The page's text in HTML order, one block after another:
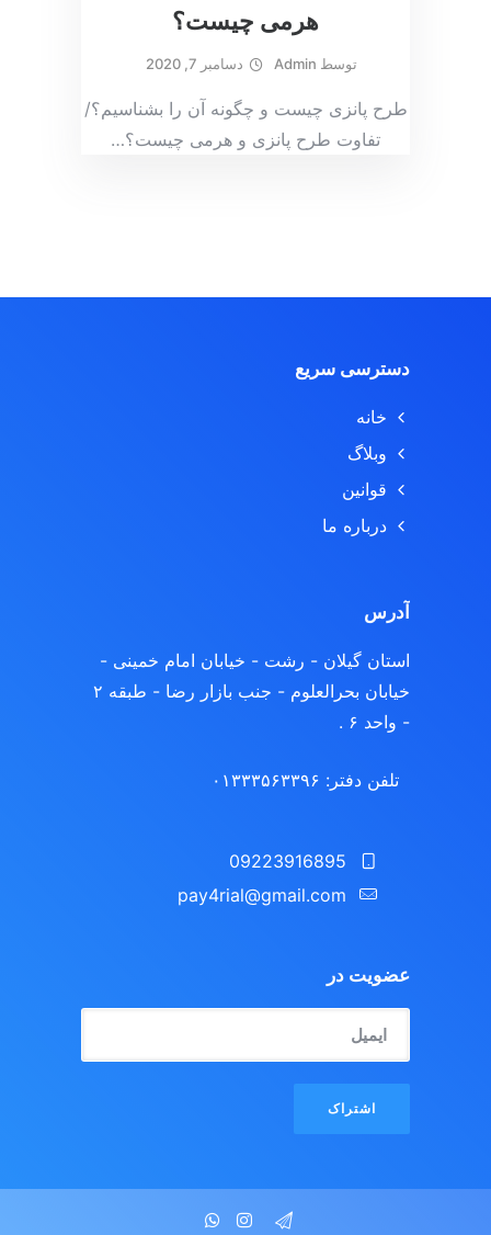
هرمی چیست؟
توسط Admin دسامبر 7, 2020
طرح پانزی چیست و چگونه آن را بشناسیم؟/
تفاوت طرح‌ پانزی و هرمی چیست؟…
دسترسی سریع
خانه
وبلاگ
قوانین
درباره ما
آدرس
استان گیلان - رشت - خیابان امام خمینی -
خیابان بحرالعلوم - جنب بازار رضا - طبقه ۲
- واحد ۶ .
تلفن دفتر: ۰۱۳۳۳۵۶۳۳۹۶
09223916895
pay4rial@gmail.com‬‏
عضویت در